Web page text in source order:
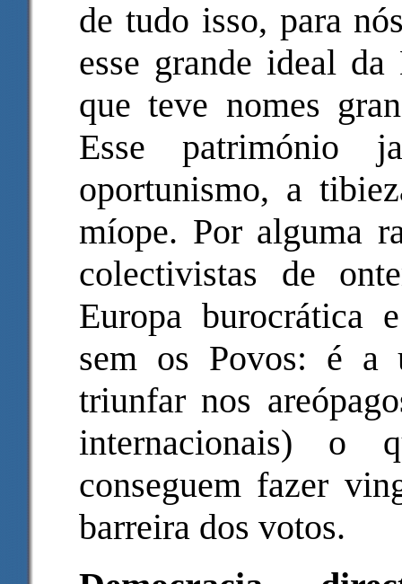
de tudo isso, para
esse grande ideal
que teve nomes
Esse património
oportunismo, a
míope. Por alguma
colectivistas de
Europa burocrática
sem os Povos: é a
triunfar nos
internacionais) o
conseguem fazer
barreira dos votos.